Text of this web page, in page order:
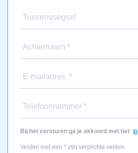
Tussenvoegsel
Achternaam *
E-mailadres *
Telefoonnummer *
Bij het versturen ga je akkoord met het
Velden met een * zijn verplichte velden.